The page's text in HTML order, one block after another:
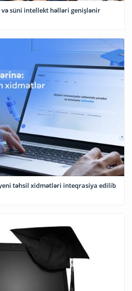
süni intellekt həlləri genişlənir
təhsil xidmətləri inteqrasiya edilib